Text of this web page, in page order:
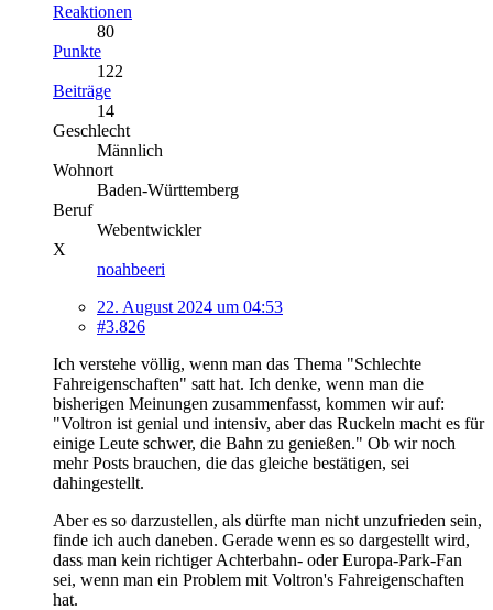
Reaktionen
80
Punkte
122
Beiträge
14
Geschlecht
Männlich
Wohnort
Baden-Württemberg
Beruf
Webentwickler
X
noahbeeri
22. August 2024 um 04:53
#3.826
Ich verstehe völlig, wenn man das Thema "Schlechte
Fahreigenschaften" satt hat. Ich denke, wenn man die
bisherigen Meinungen zusammenfasst, kommen wir auf:
"Voltron ist genial und intensiv, aber das Ruckeln macht es für
einige Leute schwer, die Bahn zu genießen." Ob wir noch
mehr Posts brauchen, die das gleiche bestätigen, sei
dahingestellt.
Aber es so darzustellen, als dürfte man nicht unzufrieden sein,
finde ich auch daneben. Gerade wenn es so dargestellt wird,
dass man kein richtiger Achterbahn- oder Europa-Park-Fan
sei, wenn man ein Problem mit Voltron's Fahreigenschaften
hat.